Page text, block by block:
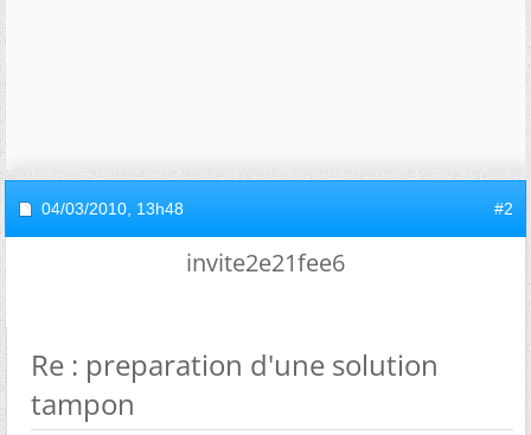
04/03/2010, 13h48 #2
invite2e21fee6
Re : preparation d'une solution
tampon